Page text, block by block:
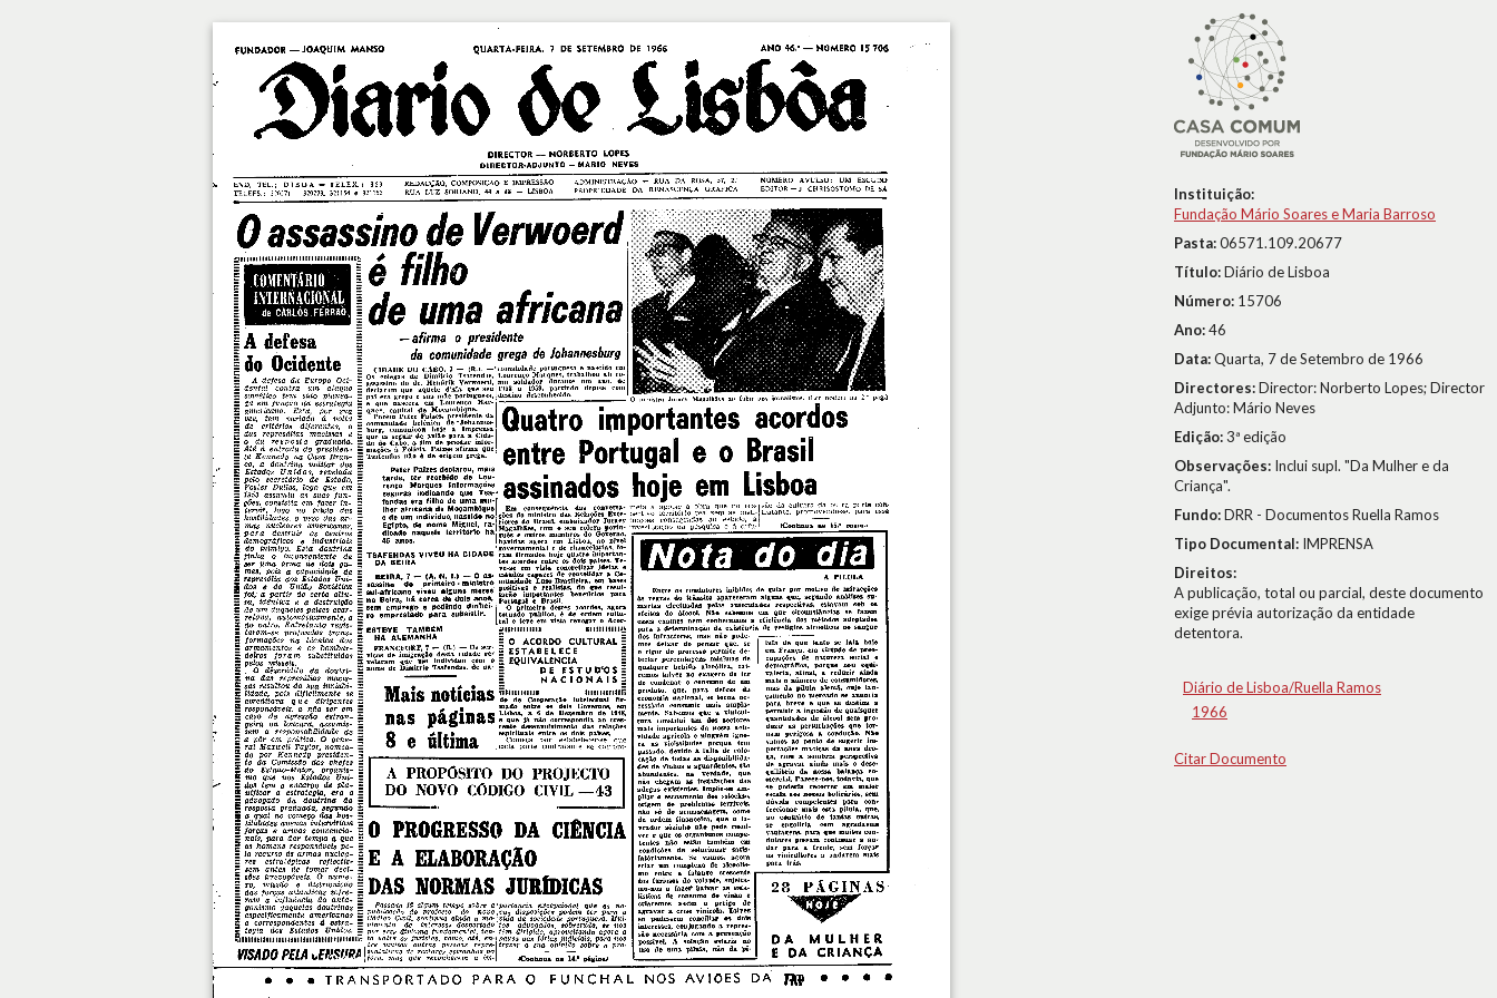
Instituição:
Fundação Mário Soares e Maria Barroso
Pasta:06571.109.20677
Título:Diário de Lisboa
Número: 15706
Ano:46
Data:Quarta, 7 de Setembro de 1966
Directores:Director: Norberto Lopes; Director
Adjunto: Mário Neves
Edição:3ª edição
Observações: Inclui supl. "Da Mulher e da
Criança".
Fundo:DRR - Documentos Ruella Ramos
Tipo Documental: IMPRENSA
Direitos:
A publicação, total ou parcial, deste documento
exige prévia autorização da entidade
detentora.
Diário de Lisboa/Ruella Ramos
1966
Citar Documento